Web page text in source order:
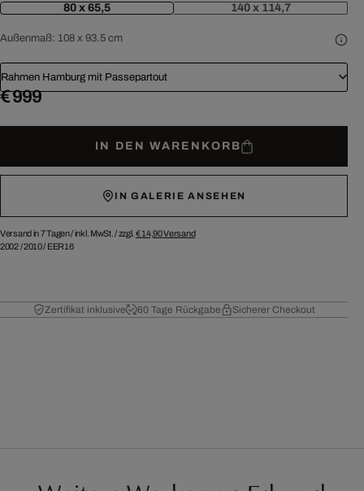
80 x 65,5 140 x 114,7
Außenmaß: 108 x 93.5 cm
Rahmen Hamburg mit Passepartout
€ 999
IN DEN WARENKORB
IN GALERIE ANSEHEN
Versand in 7 Tagen /inkl. MwSt. / zzgl. € 14,90Versand
2002/2010/ EER16
Zertifikat inklusive 60 Tage Rückgabe Sicherer Checkout